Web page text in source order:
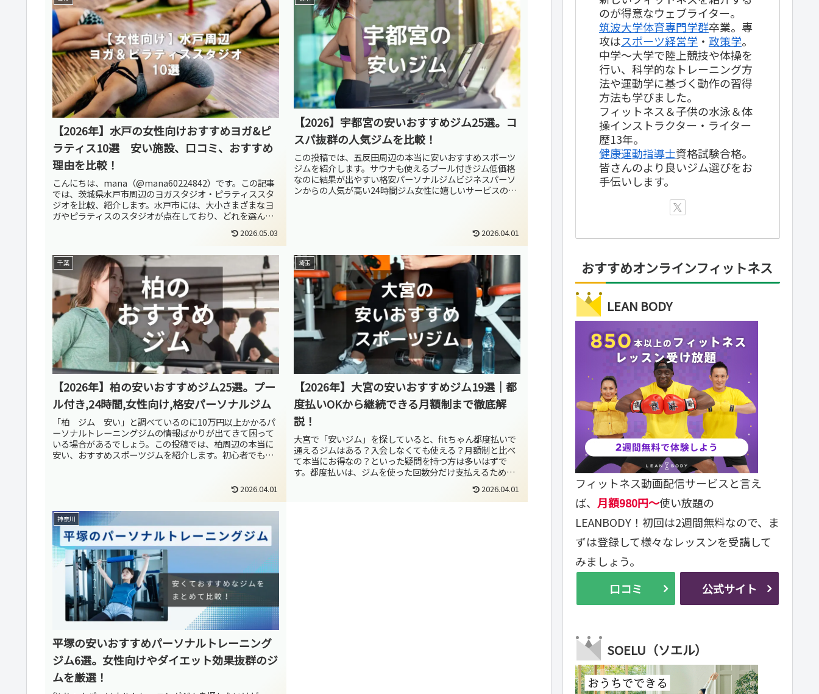
【2026年】水戸の女性向けおすすめヨガ&ピ
ラティス10選 安い施設、口コミ、おすすめ
理由を比較！
こんにちは、mana（@mana60224842）です。この記事
では、茨城県水戸市周辺のヨガスタジオ・ピラティススタ
ジオを比較、紹介します。水戸市には、大小さまざまなヨ
ガやピラティスのスタジオが点在しており、どれを選んで
2026.05.03
【2026】宇都宮の安いおすすめジム25選。コ
スパ抜群の人気ジムを比較！
この投稿では、五反田周辺の本当に安いおすすめスポーツ
ジムを紹介します。サウナも使えるプール付きジム低価格
なのに結果が出やすい格安パーソナルジムビジネスパーソ
ンからの人気が高い24時間ジム女性に嬉しいサービスの女
2026.04.01
千葉
【2026年】柏の安いおすすめジム25選。プー
ル付き,24時間,女性向け,格安パーソナルジム
「柏 ジム 安い」と調べているのに10万円以上かかるパ
ーソナルトレーニングジムの情報ばかりが出てきて困って
いる場合があるでしょう。この投稿では、柏周辺の本当に
安い、おすすめスポーツジムを紹介します。初心者でも安
2026.04.01
埼玉
【2026年】大宮の安いおすすめジム19選｜都
度払いOKから継続できる月額制まで徹底解
説！
大宮で「安いジム」を探していると、fitちゃん都度払いで
通えるジムはある？入会しなくても使える？月額制と比べ
て本当にお得なの？といった疑問を持つ方は多いはずで
す。都度払いは、ジムを使った回数分だけ支払えるため一
2026.04.01
神奈川
平塚の安いおすすめパーソナルトレーニング
ジム6選。女性向けやダイエット効果抜群のジ
ムを厳選！
のが得意なウェブライター。
筑波大学体育専門学群卒業。専
攻はスポーツ経営学 ・ 政策学。
中学～大学で陸上競技や体操を
行い、科学的なトレーニング方
法や運動学に基づく動作の習得
方法も学びました。
フィットネス＆子供の水泳＆体
操インストラクター・ライター
歴13年。
健康運動指導士資格試験合格。
皆さんのより良いジム選びをお
手伝いします。
おすすめオンラインフィットネス
LEAN BODY
フィットネス動画配信サービスと言え
ば、 月額980円～使い放題の
LEANBODY！初回は2週間無料なので、ま
ずは登録して様々なレッスンを受講して
みましょう。
口コミ
公式サイト
SOELU（ソエル）